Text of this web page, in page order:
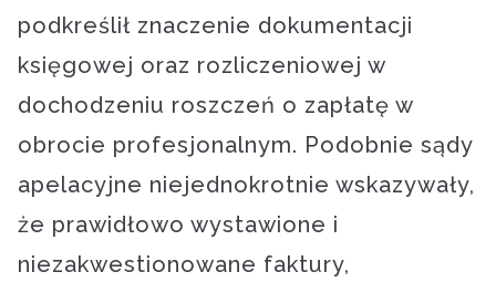
podkreślił znaczenie dokumentacji
księgowej oraz rozliczeniowej w
dochodzeniu roszczeń o zapłatę w
obrocie profesjonalnym. Podobnie sądy
apelacyjne niejednokrotnie wskazywały,
że prawidłowo wystawione i
niezakwestionowane faktury,